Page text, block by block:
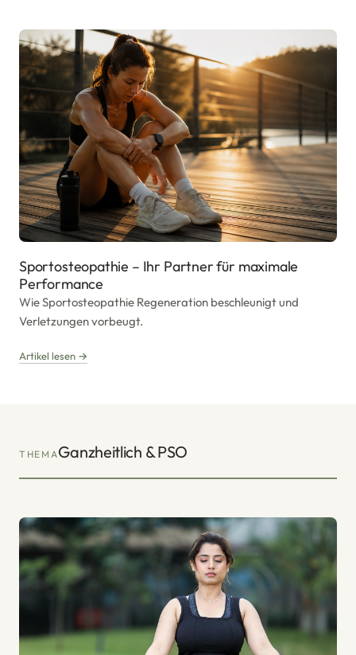
Sportosteopathie – Ihr Partner für maximale
Performance
Wie Sportosteopathie Regeneration beschleunigt und
Verletzungen vorbeugt.
Artikel lesen →
THEMAGanzheitlich & PSO